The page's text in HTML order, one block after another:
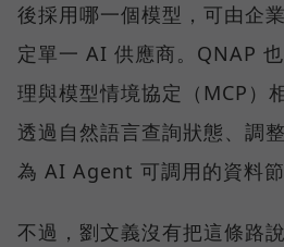
後採用哪一個模型，可由企
定單一 AI 供應商。QNAP
理與模型情境協定（MCP）
透過自然語言查詢狀態、調
為 AI Agent 可調用的資料節
不過，劉文義沒有把這條路